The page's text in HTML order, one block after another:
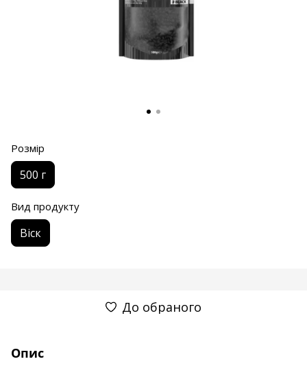
Розмір
500 г
Вид продукту
Віск
До обраного
Опис